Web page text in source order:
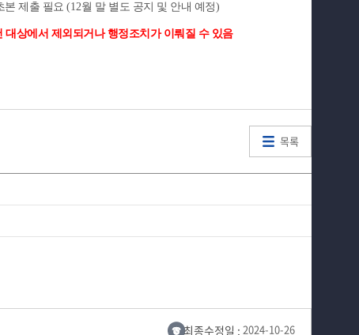
본 제출 필요(12월 말 별도 공지 및 안내 예정)
상에서 제외되거나 행정조치가 이뤄질 수 있음
목록
최종수정일 : 2024-10-26